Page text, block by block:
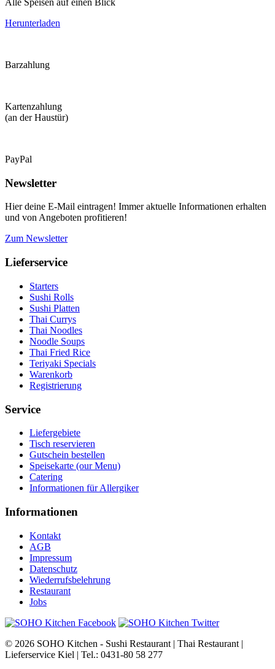
Alle Speisen auf einen Blick
Herunterladen
Barzahlung
Kartenzahlung
(an der Haustür)
PayPal
Newsletter
Hier deine E-Mail eintragen! Immer aktuelle Informationen erhalten
und von Angeboten profitieren!
Zum Newsletter
Lieferservice
Starters
Sushi Rolls
Sushi Platten
Thai Currys
Thai Noodles
Noodle Soups
Thai Fried Rice
Teriyaki Specials
Warenkorb
Registrierung
Service
Liefergebiete
Tisch reservieren
Gutschein bestellen
Speisekarte (our Menu)
Catering
Informationen für Allergiker
Informationen
Kontakt
AGB
Impressum
Datenschutz
Wiederrufsbelehrung
Restaurant
Jobs
© 2026 SOHO Kitchen - Sushi Restaurant | Thai Restaurant |
Lieferservice Kiel | Tel.: 0431-80 58 277